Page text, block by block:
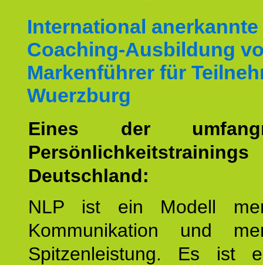
International anerkannte
Coaching-Ausbildung
Markenführer für
Wuerzburg
Eines der
Deutschland:
NLP ist ein Modell
Kommunikation und
Spitzenleistung. Es ist